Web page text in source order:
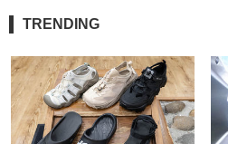
TRENDING